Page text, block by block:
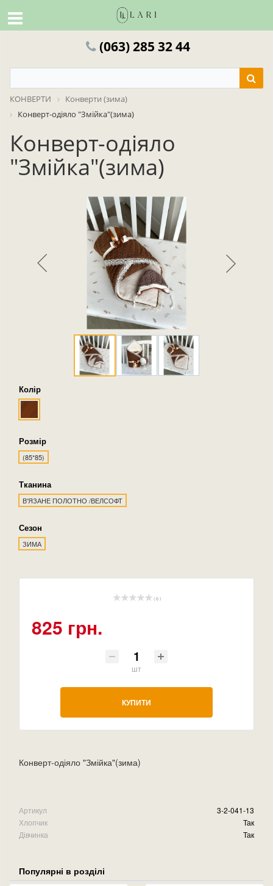
(063) 285 32 44
КОНВЕРТИ
Конверти (зима)
Конверт-одіяло "Змійка"(зима)
Конверт-одіяло
"Змійка"(зима)
Колір
Розмір
(85*85)
Тканина
В'ЯЗАНЕ ПОЛОТНО /ВЕЛСОФТ
Сезон
ЗИМА
( 0 )
825 грн.
шт
КУПИТИ
Конверт-одіяло "Змійка"(зима)
Артикул
3-2-041-13
Хлопчик
Так
Дівчинка
Так
Популярні в розділі